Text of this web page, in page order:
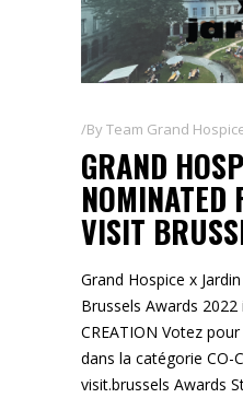
ByTeam Grand
GRAND
NOMINATED
VISIT
Grand Hospice x
Brussels Awards
CREATION Votez
dans la catégorie CO-
visit.brussels Awards